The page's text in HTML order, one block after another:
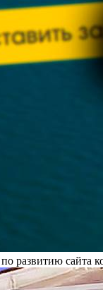
развитию сайта